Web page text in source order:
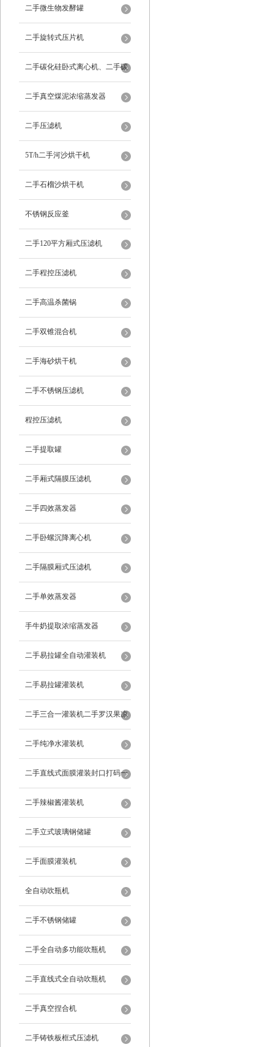
二手微生物发酵罐
二手旋转式压片机
二手碳化硅卧式离心机、二手碳
化硅分级机、二手碳化硅水洗离
心机
二手真空煤泥浓缩蒸发器
二手压滤机
5T/h二手河沙烘干机
二手石榴沙烘干机
不锈钢反应釜
二手120平方厢式压滤机
二手程控压滤机
二手高温杀菌锅
二手双锥混合机
二手海砂烘干机
二手不锈钢压滤机
程控压滤机
二手提取罐
二手厢式隔膜压滤机
二手四效蒸发器
二手卧螺沉降离心机
二手隔膜厢式压滤机
二手单效蒸发器
手牛奶提取浓缩蒸发器
二手易拉罐全自动灌装机
二手易拉罐灌装机
二手三合一灌装机二手罗汉果凉
茶灌装机
二手纯净水灌装机
二手直线式面膜灌装封口打码一
体机
二手辣椒酱灌装机
二手立式玻璃钢储罐
二手面膜灌装机
全自动吹瓶机
二手不锈钢储罐
二手全自动多功能吹瓶机
二手直线式全自动吹瓶机
二手真空捏合机
二手铸铁板框式压滤机